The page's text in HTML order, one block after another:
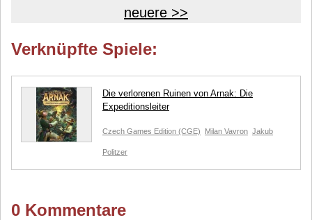
neuere >>
Verknüpfte Spiele:
Die verlorenen Ruinen von Arnak: Die
Expeditionsleiter
Czech Games Edition (CGE) Milan Vavron Jakub
Politzer
0 Kommentare